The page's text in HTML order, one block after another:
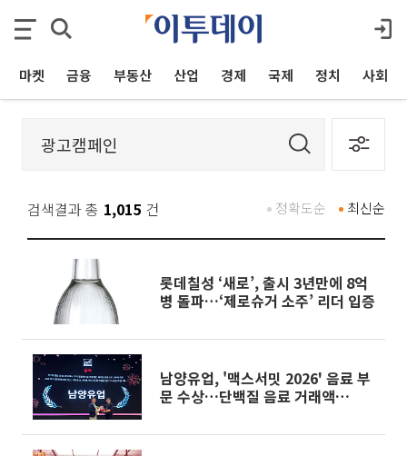
마켓 금융 부동산 산업 경제 국제 정치 사회
검색결과 총 1,015 건 최신순
정확도순
롯데칠성 ‘새로’, 출시 3년만에 8억
병 돌파…‘제로슈거 소주’ 리더 입증
남양유업, '맥스서밋 2026' 음료 부
문 수상…단백질 음료 거래액